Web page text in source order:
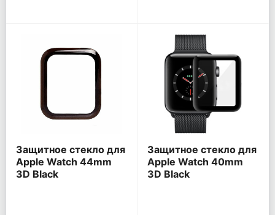
Защитное стекло для
Apple Watch 44mm
3D Black
Защитное стекло для
Apple Watch 40mm
3D Black